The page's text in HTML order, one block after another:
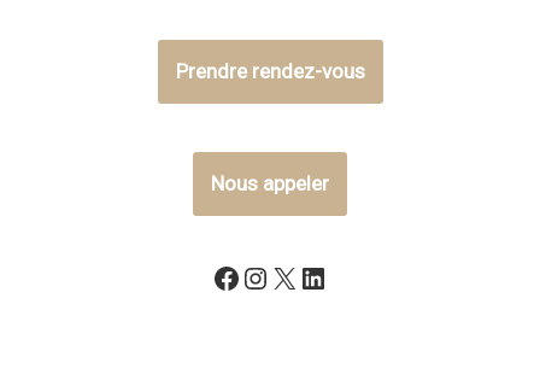
Prendre rendez-vous
Nous appeler